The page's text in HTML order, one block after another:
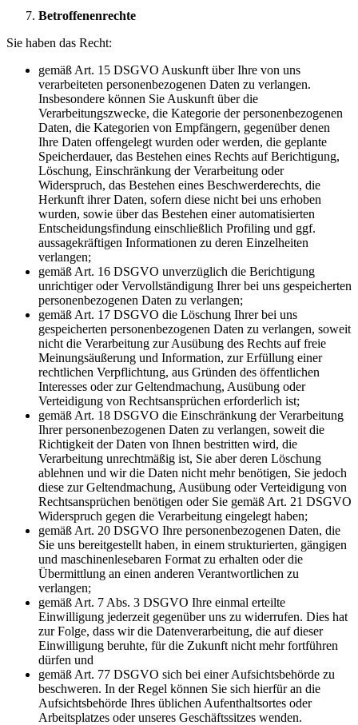
Betroffenenrechte
Sie haben das Recht:
gemäß Art. 15 DSGVO Auskunft über Ihre von uns
verarbeiteten personenbezogenen Daten zu verlangen.
Insbesondere können Sie Auskunft über die
Verarbeitungszwecke, die Kategorie der personenbezogenen
Daten, die Kategorien von Empfängern, gegenüber denen
Ihre Daten offengelegt wurden oder werden, die geplante
Speicherdauer, das Bestehen eines Rechts auf Berichtigung,
Löschung, Einschränkung der Verarbeitung oder
Widerspruch, das Bestehen eines Beschwerderechts, die
Herkunft ihrer Daten, sofern diese nicht bei uns erhoben
wurden, sowie über das Bestehen einer automatisierten
Entscheidungsfindung einschließlich Profiling und ggf.
aussagekräftigen Informationen zu deren Einzelheiten
verlangen;
gemäß Art. 16 DSGVO unverzüglich die Berichtigung
unrichtiger oder Vervollständigung Ihrer bei uns gespeicherten
personenbezogenen Daten zu verlangen;
gemäß Art. 17 DSGVO die Löschung Ihrer bei uns
gespeicherten personenbezogenen Daten zu verlangen, soweit
nicht die Verarbeitung zur Ausübung des Rechts auf freie
Meinungsäußerung und Information, zur Erfüllung einer
rechtlichen Verpflichtung, aus Gründen des öffentlichen
Interesses oder zur Geltendmachung, Ausübung oder
Verteidigung von Rechtsansprüchen erforderlich ist;
gemäß Art. 18 DSGVO die Einschränkung der Verarbeitung
Ihrer personenbezogenen Daten zu verlangen, soweit die
Richtigkeit der Daten von Ihnen bestritten wird, die
Verarbeitung unrechtmäßig ist, Sie aber deren Löschung
ablehnen und wir die Daten nicht mehr benötigen, Sie jedoch
diese zur Geltendmachung, Ausübung oder Verteidigung von
Rechtsansprüchen benötigen oder Sie gemäß Art. 21 DSGVO
Widerspruch gegen die Verarbeitung eingelegt haben;
gemäß Art. 20 DSGVO Ihre personenbezogenen Daten, die
Sie uns bereitgestellt haben, in einem strukturierten, gängigen
und maschinenlesebaren Format zu erhalten oder die
Übermittlung an einen anderen Verantwortlichen zu
verlangen;
gemäß Art. 7 Abs. 3 DSGVO Ihre einmal erteilte
Einwilligung jederzeit gegenüber uns zu widerrufen. Dies hat
zur Folge, dass wir die Datenverarbeitung, die auf dieser
Einwilligung beruhte, für die Zukunft nicht mehr fortführen
dürfen und
gemäß Art. 77 DSGVO sich bei einer Aufsichtsbehörde zu
beschweren. In der Regel können Sie sich hierfür an die
Aufsichtsbehörde Ihres üblichen Aufenthaltsortes oder
Arbeitsplatzes oder unseres Geschäftssitzes wenden.